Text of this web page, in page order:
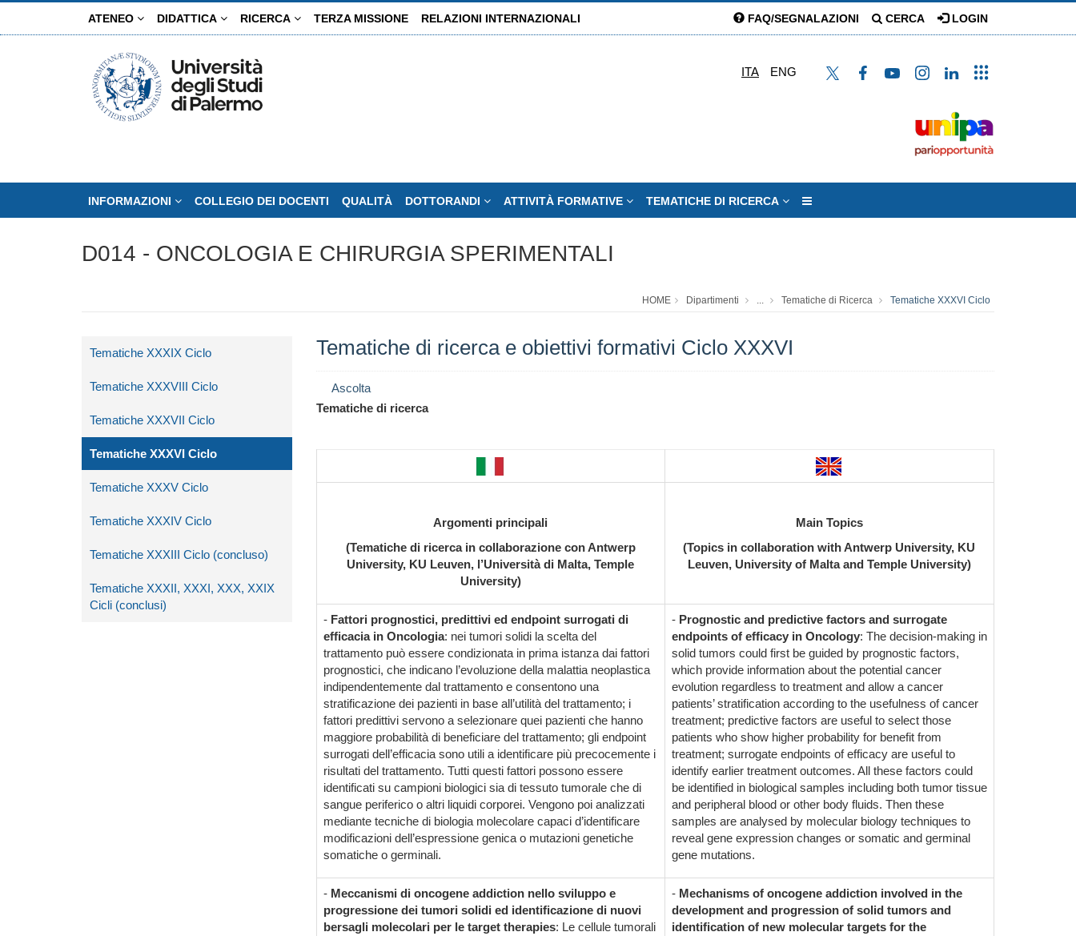
ATENEO DIDATTICA RICERCA TERZA MISSIONE RELAZIONI INTERNAZIONALI FAQ/SEGNALAZIONI CERCA LOGIN
ITA ENG
INFORMAZIONI COLLEGIO DEI DOCENTI QUALITÀ DOTTORANDI ATTIVITÀ FORMATIVE TEMATICHE DI RICERCA
D014 - ONCOLOGIA E CHIRURGIA SPERIMENTALI
HOME Dipartimenti ... Tematiche di Ricerca Tematiche XXXVI Ciclo
Tematiche XXXIX Ciclo
Tematiche XXXVIII Ciclo
Tematiche XXXVII Ciclo
Tematiche XXXVI Ciclo
Tematiche XXXV Ciclo
Tematiche XXXIV Ciclo
Tematiche XXXIII Ciclo (concluso)
Tematiche XXXII, XXXI, XXX, XXIX
Cicli (conclusi)
Tematiche di ricerca e obiettivi formativi Ciclo XXXVI
Ascolta
Tematiche di ricerca
Argomenti principali
(Tematiche di ricerca in collaborazione con Antwerp
University, KU Leuven, l’Università di Malta, Temple
University)
Main Topics
(Topics in collaboration with Antwerp University, KU
Leuven, University of Malta and Temple University)
- Fattori prognostici, predittivi ed endpoint surrogati di
efficacia in Oncologia: nei tumori solidi la scelta del
trattamento può essere condizionata in prima istanza dai fattori
prognostici, che indicano l’evoluzione della malattia neoplastica
indipendentemente dal trattamento e consentono una
stratificazione dei pazienti in base all’utilità del trattamento; i
fattori predittivi servono a selezionare quei pazienti che hanno
maggiore probabilità di beneficiare del trattamento; gli endpoint
surrogati dell’efficacia sono utili a identificare più precocemente i
risultati del trattamento. Tutti questi fattori possono essere
identificati su campioni biologici sia di tessuto tumorale che di
sangue periferico o altri liquidi corporei. Vengono poi analizzati
mediante tecniche di biologia molecolare capaci d’identificare
modificazioni dell’espressione genica o mutazioni genetiche
somatiche o germinali.
- Prognostic and predictive factors and surrogate
endpoints of efficacy in Oncology: The decision-making in
solid tumors could first be guided by prognostic factors,
which provide information about the potential cancer
evolution regardless to treatment and allow a cancer
patients’ stratification according to the usefulness of cancer
treatment; predictive factors are useful to select those
patients who show higher probability for benefit from
treatment; surrogate endpoints of efficacy are useful to
identify earlier treatment outcomes. All these factors could
be identified in biological samples including both tumor tissue
and peripheral blood or other body fluids. Then these
samples are analysed by molecular biology techniques to
reveal gene expression changes or somatic and germinal
gene mutations.
- Meccanismi di oncogene addiction nello sviluppo e
progressione dei tumori solidi ed identificazione di nuovi
bersagli molecolari per le target therapies: Le cellule tumorali
- Mechanisms of oncogene addiction involved in the
development and progression of solid tumors and
identification of new molecular targets for the